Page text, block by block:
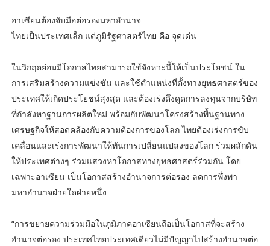
อาเซียนต้องจับมือต่อรองมหาอำนาจ
ไทยเป็นประเทศเล็ก แต่ภูมิรัฐศาสตร์ไทย คือ จุดเด่น
ในวิกฤตย่อมมีโอกาสไทยสามารถใช้จังหวะนี้ให้เป็นประโยชน์ ใน
การเสริมสร้างความแข่งขัน และใช้ตำแหน่งที่ตั้งทางยุทธศาสตร์ของ
ประเทศให้เกิดประโยชน์สุงสุด และต้องเร่งดึงดูดการลงทุนจากบริษัท
ที่กำลังหาฐานการผลิตใหม่ พร้อมกับพัฒนาโครงสร้างพื้นฐานทาง
เศรษฐกิจให้สอดคล้องกับความต้องการของโลก ไทยต้องเร่งการขับ
เคลื่อนและเร่งการพัฒนาให้ทันการเปลี่ยนแปลงของโลก ร่วมผลักดัน
ให้ประเทศต่างๆ ร่วมแสวงหาโอกาสทางยุทธศาสตร์ร่วมกัน โดย
เฉพาะอาเซียน เป็นโอกาสสร้างอำนาจการต่อรอง ลดการพึ่งพา
มหาอำนาจฝ่ายใดฝ่ายหนึ่ง
“การขยายความร่วมมือในภูมิภาคอาเซียนถือเป็นโอกาสที่จะสร้าง
อำนาจต่อรอง ประเทศไทยประเทศเดียวไม่มีปัญญาไปสร้างอำนาจต่อ